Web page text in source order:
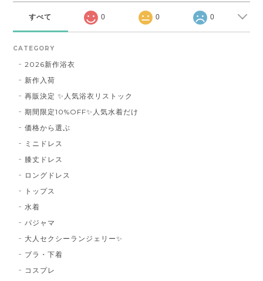
すべて 0 0 0
CATEGORY
2026新作浴衣
新作入荷
再販決定 ✨人気浴衣リストック
期間限定10%OFF✨人気水着だけ
価格から選ぶ
ミニドレス
膝丈ドレス
ロングドレス
トップス
水着
パジャマ
大人セクシーランジェリー✨
ブラ・下着
コスプレ